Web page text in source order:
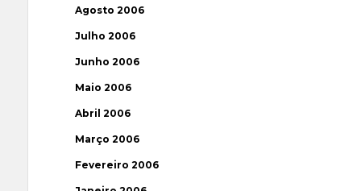
Agosto 2006
Julho 2006
Junho 2006
Maio 2006
Abril 2006
Março 2006
Fevereiro 2006